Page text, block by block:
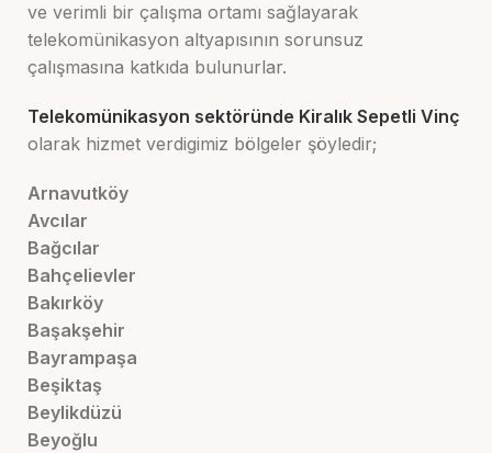
ve verimli bir çalışma ortamı sağlayarak
telekomünikasyon altyapısının sorunsuz
çalışmasına katkıda bulunurlar.
Telekomünikasyon sektöründe Kiralık Sepetli Vinç
olarak hizmet verdigimiz bölgeler şöyledir;
Arnavutköy
Avcılar
Bağcılar
Bahçelievler
Bakırköy
Başakşehir
Bayrampaşa
Beşiktaş
Beylikdüzü
Beyoğlu